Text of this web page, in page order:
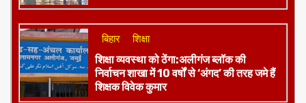
बिहार शिक्षा
शिक्षा व्यवस्था को ठेंगा:अलीगंज ब्लॉक की
निर्वाचन शाखा में 10 वर्षों से ‘अंगद’ की तरह जमे हैं
शिक्षक विवेक कुमार